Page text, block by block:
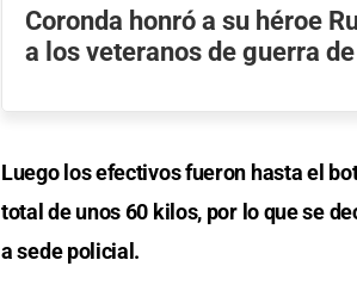
Coronda honró a su héroe
a los veteranos de guerra
Luego los efectivos fueron hasta el
total de unos 60 kilos, por lo que se
a sede policial.